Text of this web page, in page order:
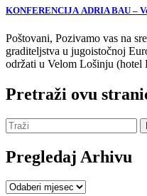
KONFERENCIJA ADRIA BAU –
Poštovani, Pozivamo vas na
graditeljstva u jugoistočnoj
održati u Velom Lošinju (hotel
Pretraži ovu
Pregledaj Arhivu
Pregledaj